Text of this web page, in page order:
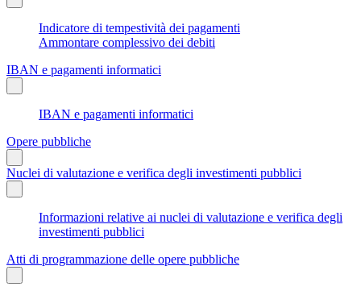
Indicatore di tempestività dei pagamenti
Ammontare complessivo dei debiti
IBAN e pagamenti informatici
IBAN e pagamenti informatici
Opere pubbliche
Nuclei di valutazione e verifica degli investimenti pubblici
Informazioni relative ai nuclei di valutazione e verifica degli
investimenti pubblici
Atti di programmazione delle opere pubbliche